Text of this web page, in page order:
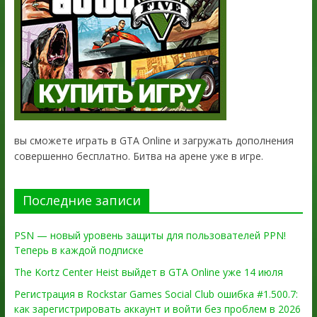
вы сможете играть в GTA Online и загружать дополнения
совершенно бесплатно. Битва на арене уже в игре.
Последние записи
PSN — новый уровень защиты для пользователей PPN!
Теперь в каждой подписке
The Kortz Center Heist выйдет в GTA Online уже 14 июля
Регистрация в Rockstar Games Social Club ошибка #1.500.7:
как зарегистрировать аккаунт и войти без проблем в 2026